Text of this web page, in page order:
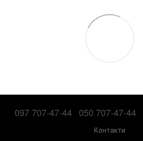
097 707-47-44 050 707-47-44
Контакти